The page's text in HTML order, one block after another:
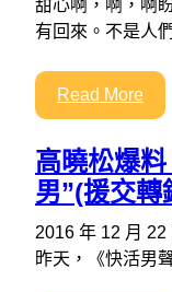
甜心啊，啊，啊
有回來。不是人
Read More
高曉松爆
男”(援交轉
2016 年 12 月 22
昨天，《快活男